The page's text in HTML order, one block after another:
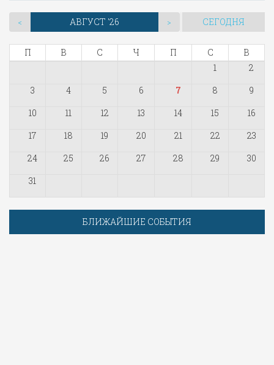
< АВГУСТ '26 > СЕГОДНЯ
П В С Ч П С
В
1
2
3
4 5 6 7 8
9
10
11 12 13 14 15
16
17
18 19 20 21 22
23
24
25 26 27 28 29
30
31
БЛИЖАЙШИЕ СОБЫТИЯ